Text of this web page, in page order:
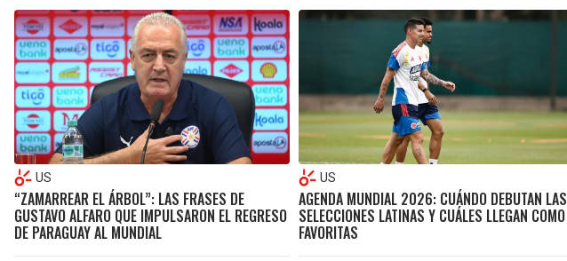
US
“ZAMARREAR EL ÁRBOL”: LAS FRASES DE
GUSTAVO ALFARO QUE IMPULSARON EL REGRESO
DE PARAGUAY AL MUNDIAL
US
AGENDA MUNDIAL 2026: CUÁNDO DEBUTAN LAS
SELECCIONES LATINAS Y CUÁLES LLEGAN COMO
FAVORITAS